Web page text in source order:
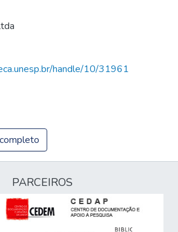
handle/10/31961
PARCEIROS